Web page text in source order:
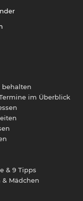
behalten
im Überblick
& 9 Tipps
Mädchen